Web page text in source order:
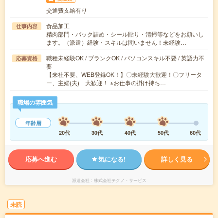
交通費支給有り
仕事内容
食品加工
精肉部門・パック詰め・シール貼り・清掃等などをお願いし
ます。（派遣）経験・スキルは問いません！未経験…
応募資格
職種未経験OK / ブランクOK / パソコンスキル不要 / 英語力不
要
【来社不要、WEB登録OK！】〇未経験大歓迎！〇フリータ
ー、主婦(夫) 大歓迎！ ※お仕事の掛け持ち…
職場の雰囲気
年齢層
20代
30代 40代 50代 60代
応募へ進む 気になる! 詳しく見る
派遣会社 株式会社テクノ・サービス
未読